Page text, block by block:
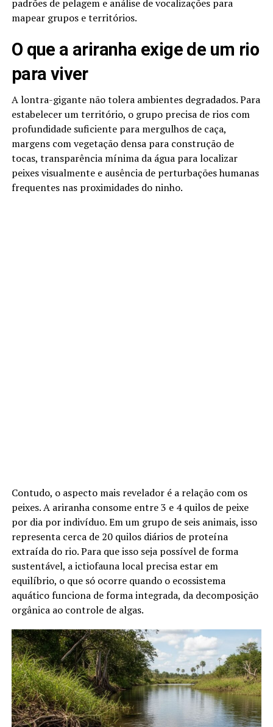
padrões de pelagem e análise de vocalizações para
mapear grupos e territórios.
O que a ariranha exige de um rio
para viver
A lontra-gigante não tolera ambientes degradados. Para
estabelecer um território, o grupo precisa de rios com
profundidade suficiente para mergulhos de caça,
margens com vegetação densa para construção de
tocas, transparência mínima da água para localizar
peixes visualmente e ausência de perturbações humanas
frequentes nas proximidades do ninho.
Contudo, o aspecto mais revelador é a relação com os
peixes. A ariranha consome entre 3 e 4 quilos de peixe
por dia por indivíduo. Em um grupo de seis animais, isso
representa cerca de 20 quilos diários de proteína
extraída do rio. Para que isso seja possível de forma
sustentável, a ictiofauna local precisa estar em
equilíbrio, o que só ocorre quando o ecossistema
aquático funciona de forma integrada, da decomposição
orgânica ao controle de algas.